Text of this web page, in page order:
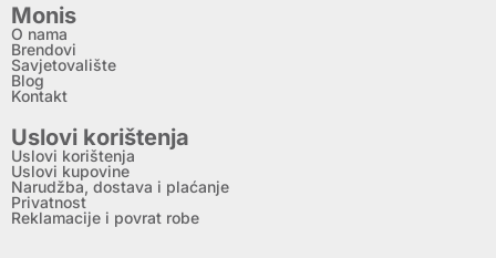
Monis
O nama
Brendovi
Savjetovalište
Blog
Kontakt
Uslovi korištenja
Uslovi korištenja
Uslovi kupovine
Narudžba, dostava i plaćanje
Privatnost
Reklamacije i povrat robe